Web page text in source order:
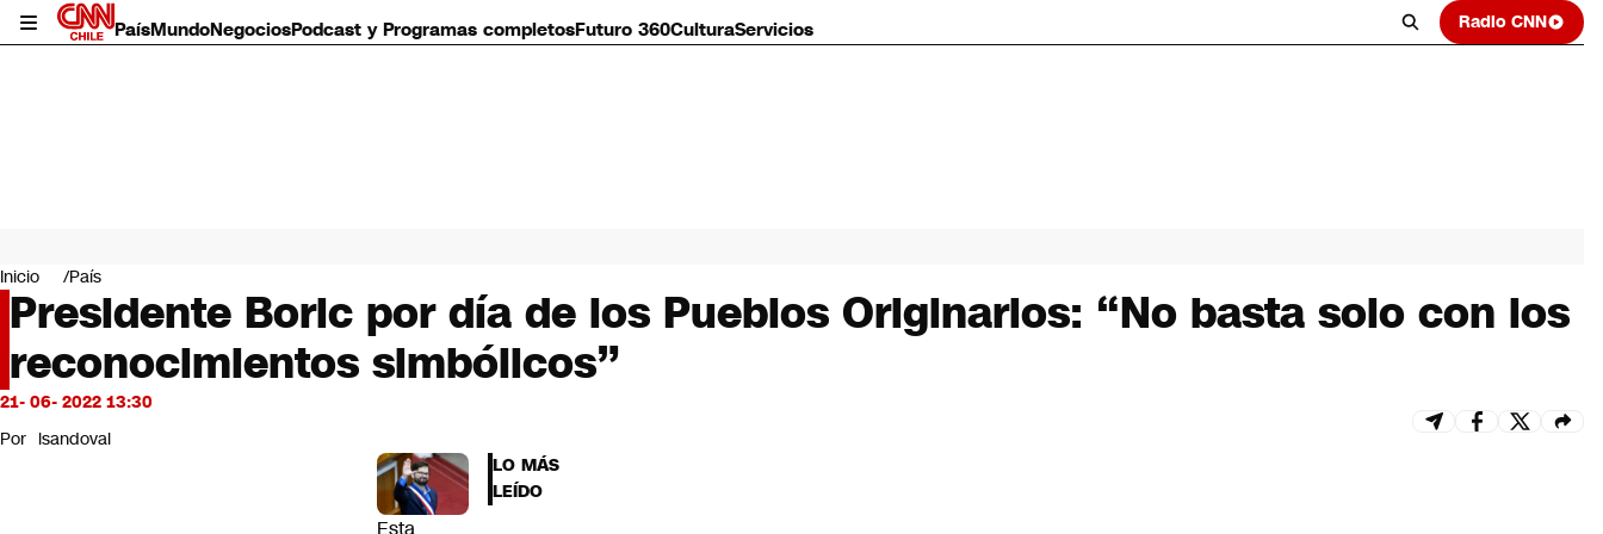
PaísMundoNegociosPodcast y Programas completosFuturo 360CulturaServicios Radio CNN
Mundo
Negocios
Deportes
Programas completos
Cultura
Servicios
Bits
CNN Data
Inicio País
Presidente Boric por día de los Pueblos Originarios: “No basta solo con los
reconocimientos simbólicos”
21- 06- 2022 13:30
Por lsandoval
Esta
LO MÁS
LEÍDO